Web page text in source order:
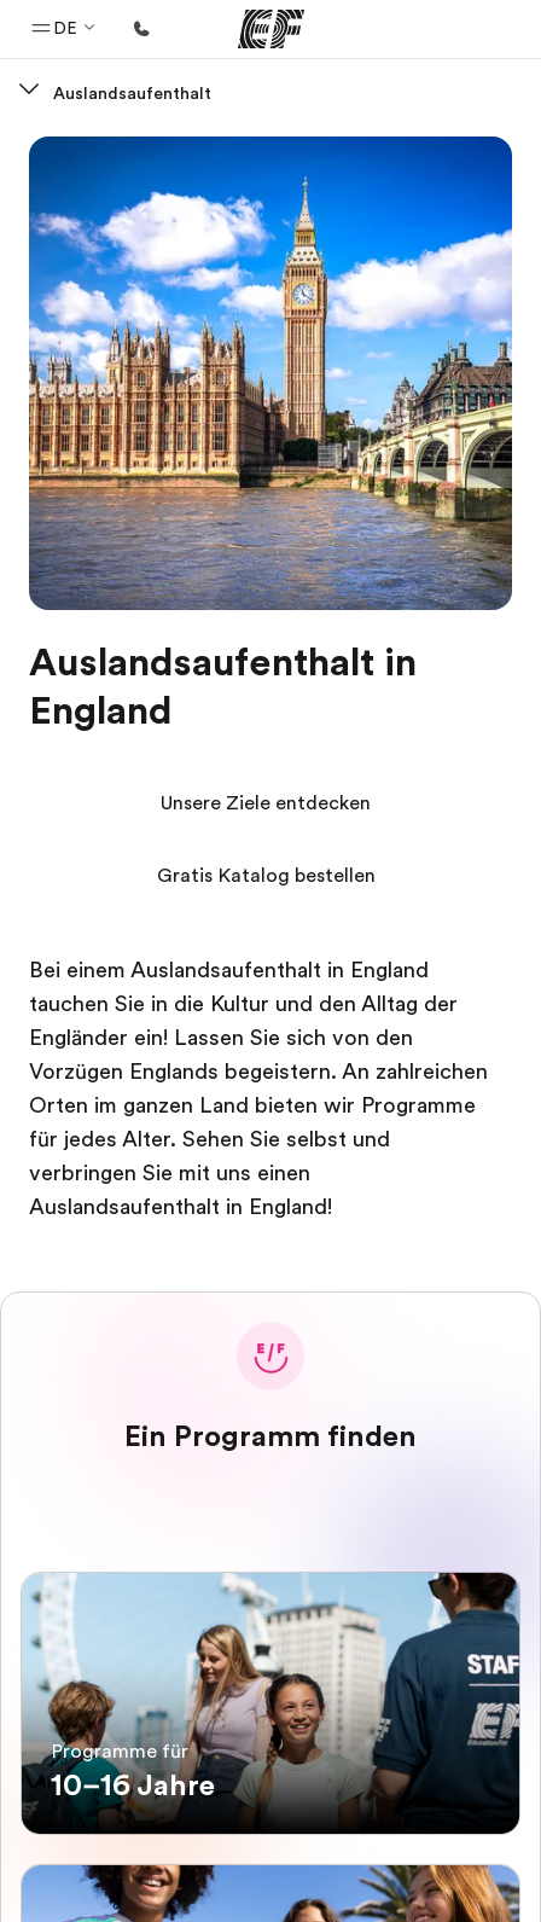
DE
Willkommen bei EF
Programme
Alle Programme ansehen
Büros
Büros in der Nähe
Über uns
Wer wir sind
Karriere
Teil des Teams werden
Auslandsaufenthalt
Auslandsaufenthalt in
England
Bei einem Auslandsaufenthalt in England
tauchen Sie in die Kultur und den Alltag der
Engländer ein! Lassen Sie sich von den
Vorzügen Englands begeistern. An zahlreichen
Orten im ganzen Land bieten wir Programme
für jedes Alter. Sehen Sie selbst und
verbringen Sie mit uns einen
Auslandsaufenthalt in England!
Unsere Ziele entdecken
Gratis Katalog bestellen
Ein Programm finden
Programme für
10–16 Jahre